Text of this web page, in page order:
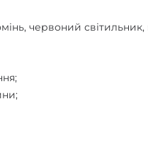
червоний